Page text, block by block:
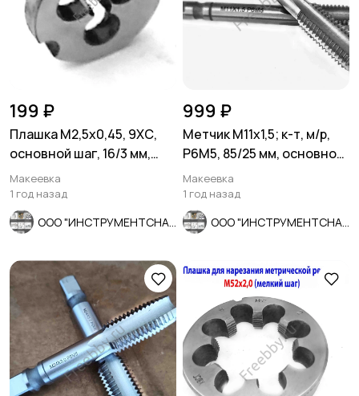
199 ₽
Плашка М2,5х0,45, 9ХС,
основной шаг, 16/3 мм,
ГОСТ 7740-71.
Макеевка
1 год назад
999 ₽
Метчик М11х1,5; к-т, м/р,
Р6М5, 85/25 мм, основной
шаг, ГОСТ 3266-81.
Макеевка
1 год назад